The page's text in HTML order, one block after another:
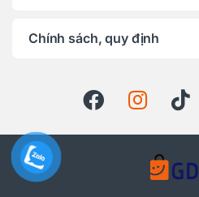
Chính sách, quy định